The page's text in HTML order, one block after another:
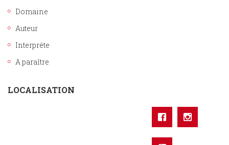
Domaine
Auteur
Interprète
A paraître
LOCALISATION